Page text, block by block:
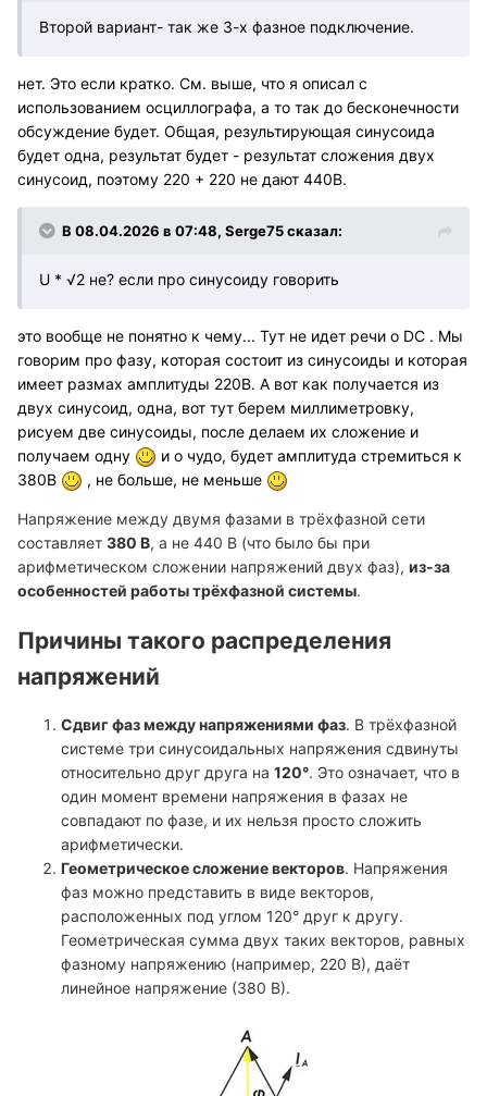
Второй вариант- так же 3-х фазное подключение.
нет. Это если кратко. См. выше, что я описал с
использованием осциллографа, а то так до бесконечности
обсуждение будет. Общая, результирующая синусоида
будет одна, результат будет - результат сложения двух
синусоид, поэтому 220 + 220 не дают 440В.
В 08.04.2026 в 07:48, Serge75сказал:
U * √2 не? если про синусоиду говорить
это вообще не понятно к чему... Тут не идет речи о DC . Мы
говорим про фазу, которая состоит из синусоиды и которая
имеет размах амплитуды 220В. А вот как получается из
двух синусоид, одна, вот тут берем миллиметровку,
рисуем две синусоиды, после делаем их сложение и
получаем одну
и о чудо, будет амплитуда стремиться к
380В
, не больше, не меньше
Напряжение между двумя фазами в трёхфазной сети
составляет 380 В, а не 440 В (что было бы при
арифметическом сложении напряжений двух фаз), из-за
особенностей работы трёхфазной системы.
Причины такого распределения
напряжений
Сдвиг фаз между напряжениями фаз. В трёхфазной
системе три синусоидальных напряжения сдвинуты
относительно друг друга на 120°. Это означает, что в
один момент времени напряжения в фазах не
совпадают по фазе, и их нельзя просто сложить
арифметически.
Геометрическое сложение векторов. Напряжения
фаз можно представить в виде векторов,
расположенных под углом 120° друг к другу.
Геометрическая сумма двух таких векторов, равных
фазному напряжению (например, 220 В), даёт
линейное напряжение (380 В).